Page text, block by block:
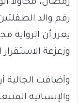
رمضان، محاولاً
رقم والد
يعزز أن الرواية
وزعزعة
وأضافت الجالية
والإنسانية